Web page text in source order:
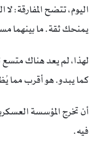
اليوم، تتضح المفارقة: لا
يمنحك ثقة. ما بينهما
لهذا، لم يعد هناك
كما يبدو. هو أقرب مما
أن تخرج المؤسسة
فيه.